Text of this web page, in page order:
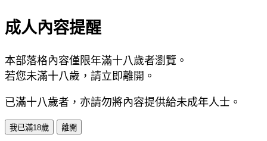
成人內容提醒
本部落格內容僅限年滿十八歲者瀏覽。
若您未滿十八歲，請立即離開。
已滿十八歲者，亦請勿將內容提供給未成年人士。
我已滿18歲 離開